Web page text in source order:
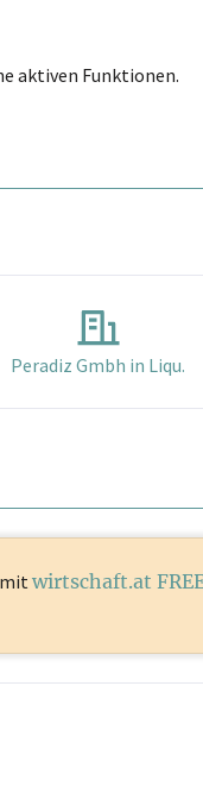
aktiven Funktionen.
Peradiz Gmbh in Liqu.
wirtschaft.at